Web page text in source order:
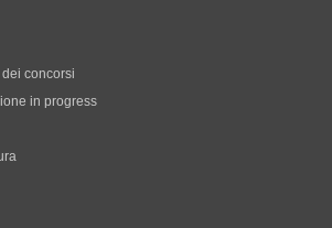
concorsi
in progress